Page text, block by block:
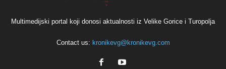
Multimedijski portal koji donosi aktualnosti iz Velike Gorice i Turopolja
Contact us: kronikevg@kronikevg.com